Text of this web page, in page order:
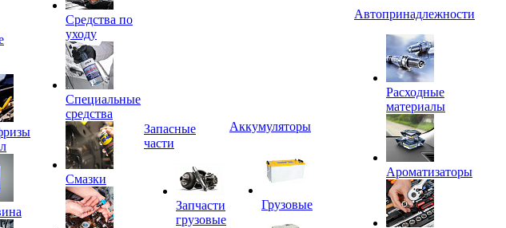
Средства по
уходу
Специальные
средства
Смазки
Запасные
части
Запчасти
грузовые
Аккумуляторы
Грузовые
Автопринадлежности
Расходные
материалы
Ароматизаторы